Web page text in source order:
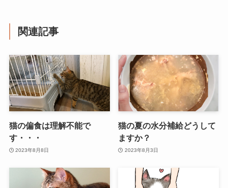
関連記事
猫の偏食は理解不能で
す・・・
2023年8月8日
猫の夏の水分補給どうして
ますか？
2023年8月3日